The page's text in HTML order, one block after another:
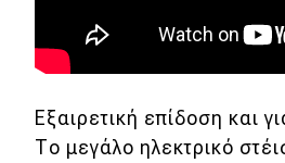
Εξαιρετική επίδοση και
Το μεγάλο ηλεκτρικό